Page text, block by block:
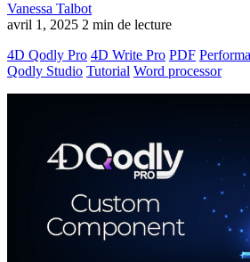
Vanessa Talbot
avril 1, 2025 2 min de lecture
4D Qodly Pro 4D Write Pro PDF
Qodly Studio Tutorial Word processor